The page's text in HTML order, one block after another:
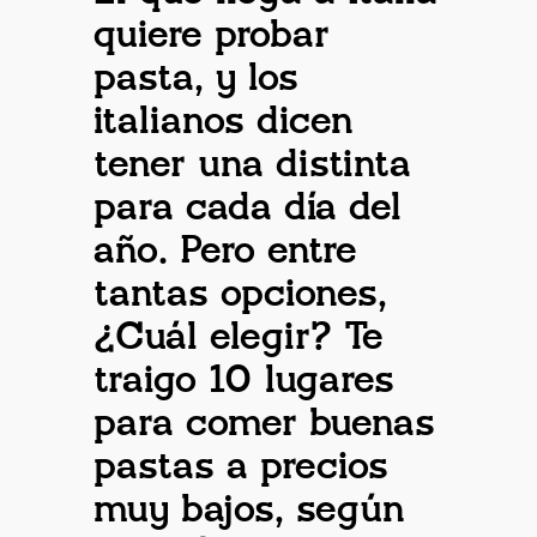
quiere probar
pasta, y los
italianos dicen
tener una distinta
para cada día del
año. Pero entre
tantas opciones,
¿Cuál elegir? Te
traigo 10 lugares
para comer buenas
pastas a precios
muy bajos, según